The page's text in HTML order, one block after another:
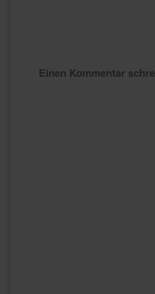
Einen Kommentar